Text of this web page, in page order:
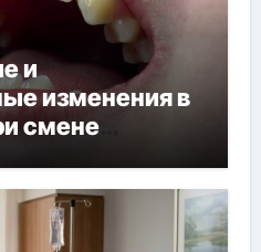
и
изменения в
смене